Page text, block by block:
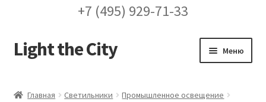
+7 (495) 929-71-33
Перейти
к
Перейти
к
Light the City Меню
Главная Светильники
Промышленное освещение